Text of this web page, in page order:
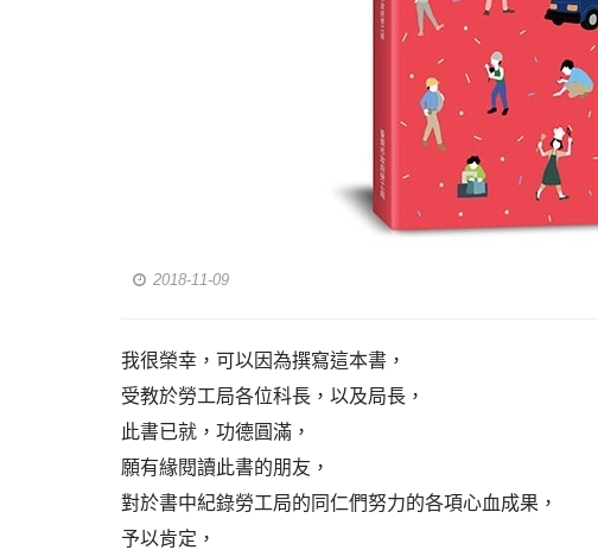
2018-11-09
我很榮幸，可以因為撰寫這本書，
受教於勞工局各位科長，以及局長，
此書已就，功德圓滿，
願有緣閱讀此書的朋友，
對於書中紀錄勞工局的同仁們努力的各項心血成果，
予以肯定，